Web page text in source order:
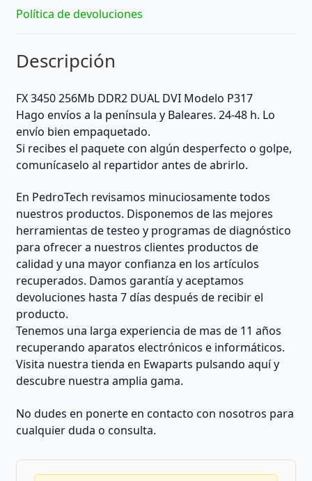
Política de devoluciones
Descripción
FX 3450 256Mb DDR2 DUAL DVI Modelo P317
Hago envíos a la península y Baleares. 24-48 h. Lo
envío bien empaquetado.
Si recibes el paquete con algún desperfecto o golpe,
comunícaselo al repartidor antes de abrirlo.
En PedroTech revisamos minuciosamente todos
nuestros productos. Disponemos de las mejores
herramientas de testeo y programas de diagnóstico
para ofrecer a nuestros clientes productos de
calidad y una mayor confianza en los artículos
recuperados. Damos garantía y aceptamos
devoluciones hasta 7 días después de recibir el
producto.
Tenemos una larga experiencia de mas de 11 años
recuperando aparatos electrónicos e informáticos.
Visita nuestra tienda en Ewaparts pulsando aquí y
descubre nuestra amplia gama.
No dudes en ponerte en contacto con nosotros para
cualquier duda o consulta.